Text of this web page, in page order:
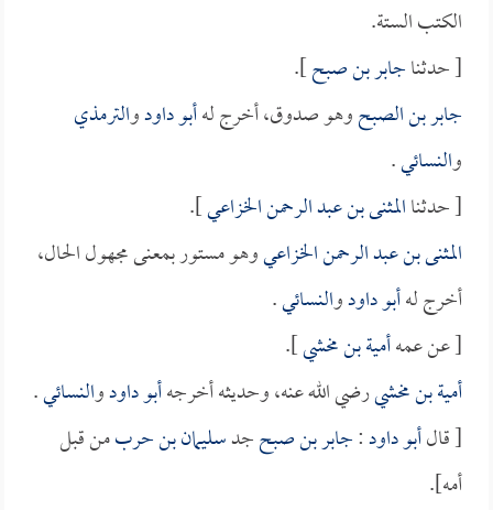
الكتب الستة.
[ حدثناجابر بن صبح].
جابر بن الصبحوهو صدوق، أخرج لهأبو داودوالترمذي
والنسائي.
[ حدثناالمثنى بن عبد الرحمن الخزاعي].
المثنى بن عبد الرحمن الخزاعيوهو مستور بمعنى مجهول الحال،
أخرج لهأبو داودوالنسائي.
[ عن عمهأمية بن مخشي].
أمية بن مخشيرضي الله عنه، وحديثه أخرجهأبو داودوالنسائي.
[ قالأبو داود:جابر بن صبحجدسليمان بن حربمن قبل
أمه].